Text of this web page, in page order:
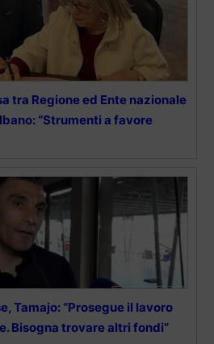
tra Regione ed Ente nazionale
“Strumenti a favore
Tamajo: “Prosegue il lavoro
Bisogna trovare altri fondi”